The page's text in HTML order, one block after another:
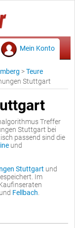
Mein Konto
>Teure
Stuttgart
Treffer
Stuttgart bei
passend sind die
und
Stuttgart und
Im
und Fellbach